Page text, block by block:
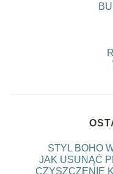
STYL BOHO
JAK USUNĄĆ
CZYSZCZENIE